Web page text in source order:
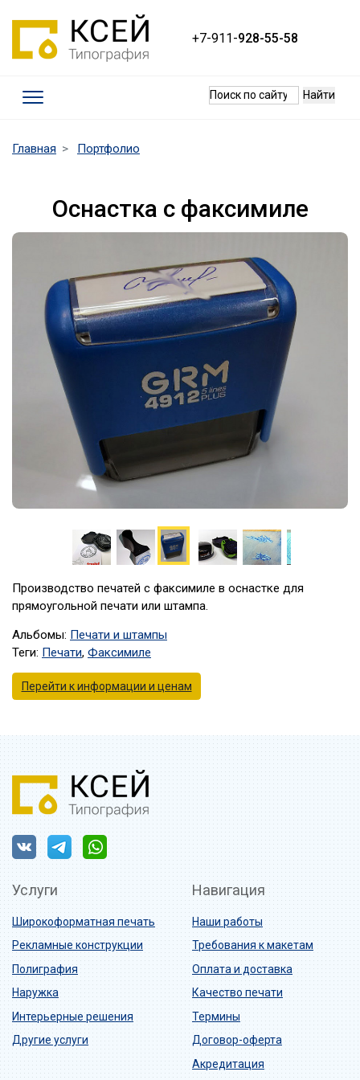
+7-911-928-55-58
Требования к макетам
Оплата и доставка
Наши работы
Главная Портфолио
Оснастка с факсимиле
Производство печатей с факсимиле в оснастке для
прямоугольной печати или штампа.
Альбомы: Печати и штампы
Теги: Печати, Факсимиле
Перейти к информации и ценам
Услуги
Широкоформатная печать
Рекламные конструкции
Полиграфия
Наружка
Интерьерные решения
Другие услуги
Навигация
Наши работы
Требования к макетам
Оплата и доставка
Качество печати
Термины
Договор-оферта
Акредитация